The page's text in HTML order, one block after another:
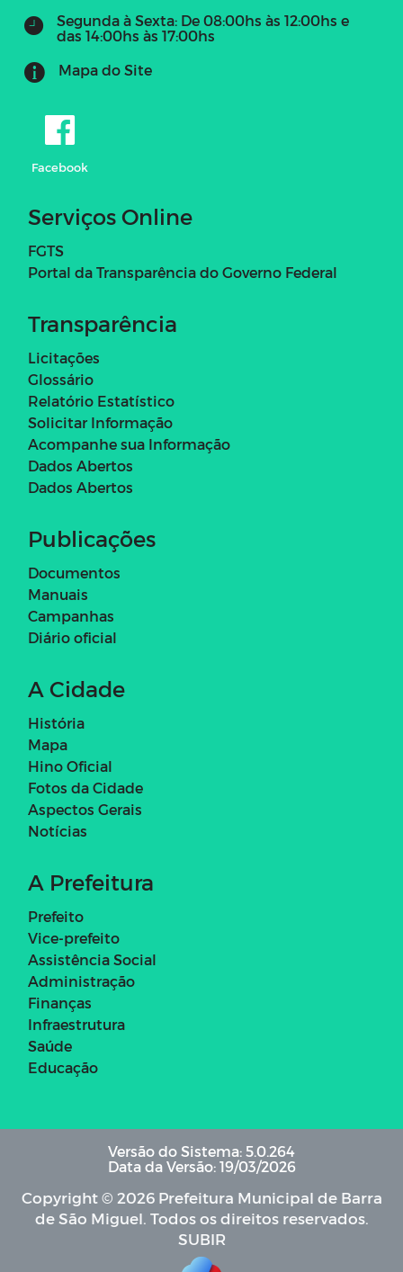
Segunda à Sexta: De 08:00hs às 12:00hs e
das 14:00hs às 17:00hs
Mapa do Site
Facebook
Serviços Online
FGTS
Portal da Transparência do Governo Federal
Transparência
Licitações
Glossário
Relatório Estatístico
Solicitar Informação
Acompanhe sua Informação
Dados Abertos
Dados Abertos
Publicações
Documentos
Manuais
Campanhas
Diário oficial
A Cidade
História
Mapa
Hino Oficial
Fotos da Cidade
Aspectos Gerais
Notícias
A Prefeitura
Prefeito
Vice-prefeito
Assistência Social
Administração
Finanças
Infraestrutura
Saúde
Educação
Versão do Sistema: 5.0.264
Data da Versão: 19/03/2026
Copyright © 2026 Prefeitura Municipal de Barra
de São Miguel. Todos os direitos reservados.
SUBIR